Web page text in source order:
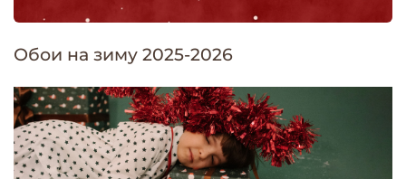
Обои на зиму 2025-2026